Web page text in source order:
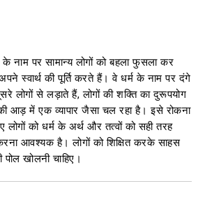
नाम पर सामान्य लोगों को बहला फुसला कर
स्वार्थ की पूर्ति करते हैं। वे धर्म के नाम पर दंगे
लोगों से लड़ाते हैं, लोगों की शक्ति का दुरूपयोग
आड़ में एक व्यापार जैसा चल रहा है। इसे रोकना
को धर्म के अर्थ और तत्वों को सही तरह
आवश्यक है। लोगों को शिक्षित करके साहस
खोलनी चाहिए।